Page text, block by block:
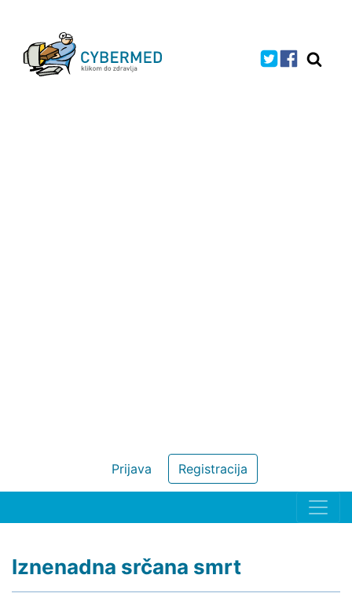
Registracija
Prijava
Iznenadna srčana smrt